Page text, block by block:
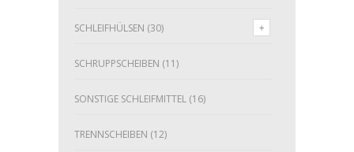
SCHLEIFHÜLSEN (30)
SCHRUPPSCHEIBEN (11)
SONSTIGE SCHLEIFMITTEL (16)
TRENNSCHEIBEN (12)